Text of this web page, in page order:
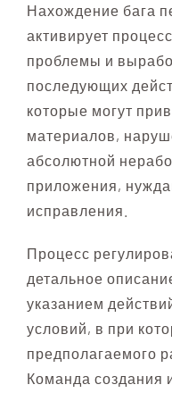
Нахождение бага
активирует
проблемы и
последующих
которые могут
материалов,
абсолютной
приложения,
исправления.
Процесс
детальное
указанием
условий, в при
предполагаемого
Команда создания